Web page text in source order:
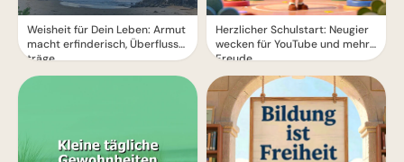
Weisheit für Dein Leben: Armut
macht erfinderisch, Überfluss
träge
Herzlicher Schulstart: Neugier
wecken für YouTube und mehr
Freude